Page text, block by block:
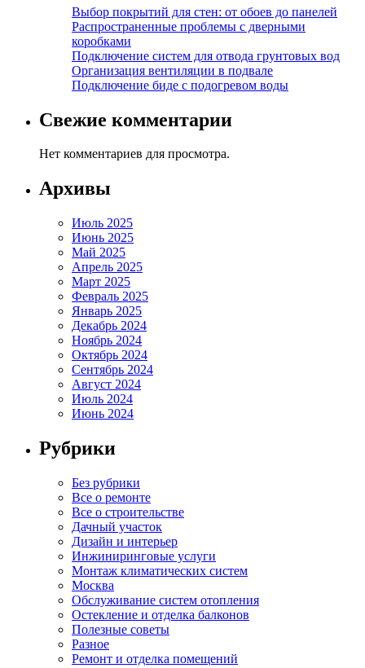
Выбор покрытий для стен: от обоев до панелей
Распространенные проблемы с дверными
коробками
Подключение систем для отвода грунтовых вод
Организация вентиляции в подвале
Подключение биде с подогревом воды
Свежие комментарии
Нет комментариев для просмотра.
Архивы
Июль 2025
Июнь 2025
Май 2025
Апрель 2025
Март 2025
Февраль 2025
Январь 2025
Декабрь 2024
Ноябрь 2024
Октябрь 2024
Сентябрь 2024
Август 2024
Июль 2024
Июнь 2024
Рубрики
Без рубрики
Все о ремонте
Все о строительстве
Дачный участок
Дизайн и интерьер
Инжиниринговые услуги
Монтаж климатических систем
Москва
Обслуживание систем отопления
Остекление и отделка балконов
Полезные советы
Разное
Ремонт и отделка помещений